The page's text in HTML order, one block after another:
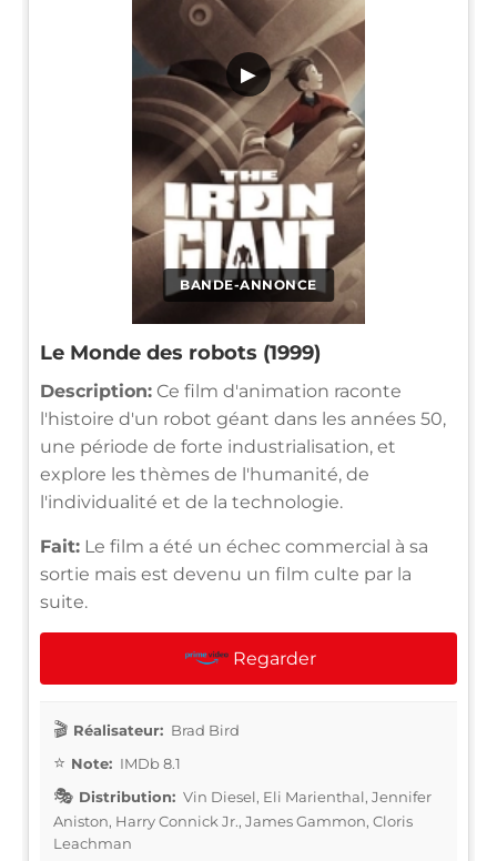
BANDE-ANNONCE
▶
Le Monde des robots (1999)
Description: Ce film d'animation raconte
l'histoire d'un robot géant dans les années 50,
une période de forte industrialisation, et
explore les thèmes de l'humanité, de
l'individualité et de la technologie.
Fait: Le film a été un échec commercial à sa
sortie mais est devenu un film culte par la
suite.
Regarder
Réalisateur: Brad Bird
Note: IMDb 8.1
Distribution: Vin Diesel, Eli Marienthal, Jennifer
Aniston, Harry Connick Jr., James Gammon, Cloris
Leachman